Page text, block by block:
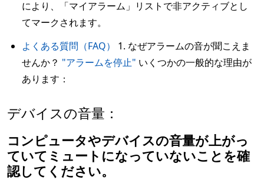
により、「マイアラーム」リストで非アクティブとし
てマークされます。
よくある質問（FAQ）
1. なぜアラームの音が聞こえま
せんか？ "アラームを停止" いくつかの一般的な理由が
あります：
デバイスの音量：
コンピュータやデバイスの音量が上がっ
ていてミュートになっていないことを確
認してください。